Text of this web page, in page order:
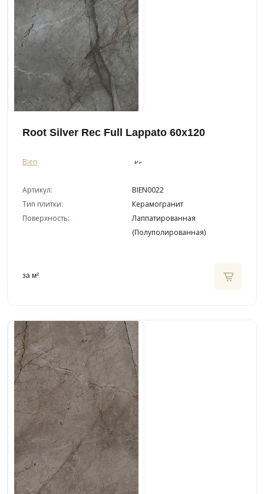
Root Silver Rec Full Lappato 60x120
Bien
Артикул:
BIEN0022
Тип плитки:
Керамогранит
Поверхность:
Лаппатированная
(Полуполированная)
за м²